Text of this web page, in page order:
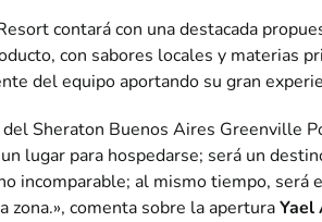
contará con una destacada
con sabores locales y materias
del equipo aportando su gran
Sheraton Buenos Aires Greenville
lugar para hospedarse; será un
incomparable; al mismo tiempo, será
zona.», comenta sobre la aperturaYael